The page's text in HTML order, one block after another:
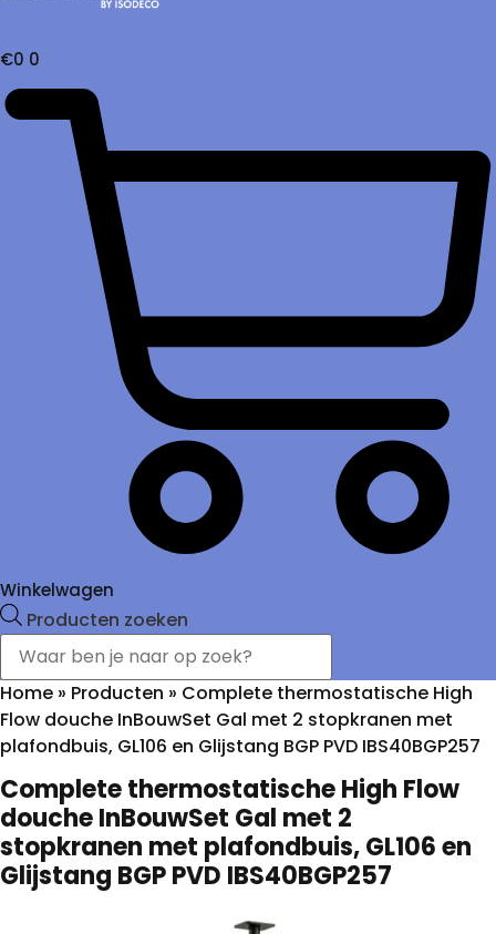
€0 0
Winkelwagen
Producten zoeken
Home » Producten » Complete thermostatische High
Flow douche InBouwSet Gal met 2 stopkranen met
plafondbuis, GL106 en Glijstang BGP PVD IBS40BGP257
Complete thermostatische High Flow
douche InBouwSet Gal met 2
stopkranen met plafondbuis, GL106 en
Glijstang BGP PVD IBS40BGP257